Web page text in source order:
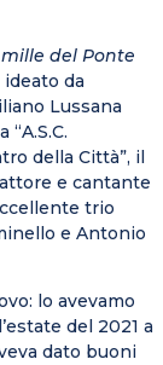
del Ponte
da
Lussana
della Città”, il
e cantante
trio
e Antonio
lo avevamo
del 2021 a
dato buoni